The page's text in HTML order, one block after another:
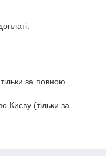
за повною
Києву (тільки за